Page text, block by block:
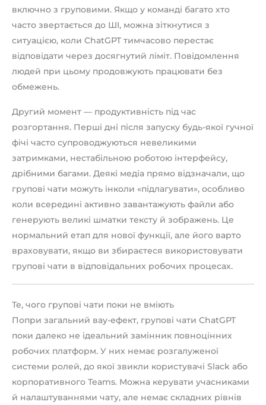
включно з груповими. Якщо у команді багато хто
часто звертається до ШІ, можна зіткнутися з
ситуацією, коли ChatGPT тимчасово перестає
відповідати через досягнутий ліміт. Повідомлення
людей при цьому продовжують працювати без
обмежень.
Другий момент — продуктивність під час
розгортання. Перші дні після запуску будь-якої гучної
фічі часто супроводжуються невеликими
затримками, нестабільною роботою інтерфейсу,
дрібними багами. Деякі медіа прямо відзначали, що
групові чати можуть інколи «підлагувати», особливо
коли всередині активно завантажують файли або
генерують великі шматки тексту й зображень. Це
нормальний етап для нової функції, але його варто
враховувати, якщо ви збираєтеся використовувати
групові чати в відповідальних робочих процесах.
Те, чого групові чати поки не вміють
Попри загальний вау-ефект, групові чати ChatGPT
поки далеко не ідеальний замінник повноцінних
робочих платформ. У них немає розгалуженої
системи ролей, до якої звикли користувачі Slack або
корпоративного Teams. Можна керувати учасниками
й налаштуваннями чату, але немає складних рівнів